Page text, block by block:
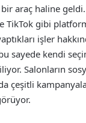
araç haline geldi.
TikTok gibi
işler
sayede kendi
Salonların
çeşitli